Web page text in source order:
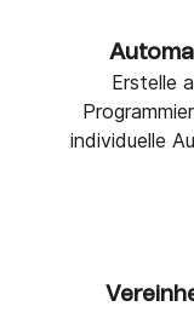
Erstelle
individuelle